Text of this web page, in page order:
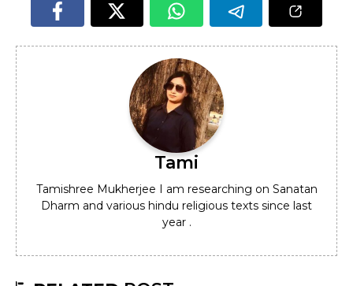
Tami
Tamishree Mukherjee I am researching on Sanatan
Dharm and various hindu religious texts since last
year .